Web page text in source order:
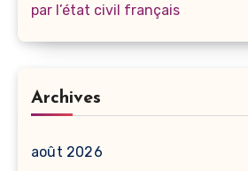
par l’état civil français
Archives
août 2026